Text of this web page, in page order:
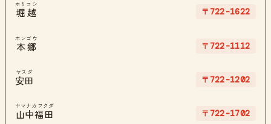
堀越
ホリコシ
〒722-1622
本郷
ホンゴウ
〒722-1112
安田
ヤスダ
〒722-1202
山中福田
ヤマナカフクダ
〒722-1702